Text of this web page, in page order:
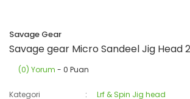
Savage Gear
Savage gear Micro Sandeel Jig Head
(0) Yorum - 0 Puan
Kategori
Lrf & Spin Jig head